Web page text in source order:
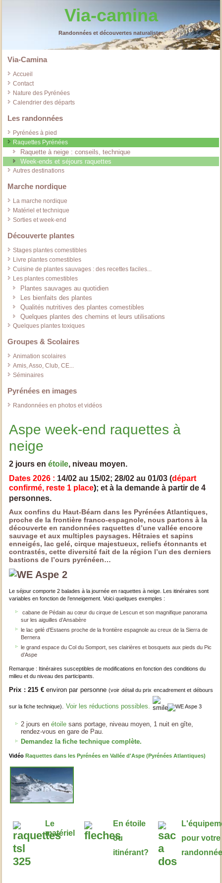
Via-camina
Randonnées et découvertes naturalistes
Via-Camina
Accueil
Contact
Nature des Pyrénées
Calendrier des départs
Les randonnées
Pyrénées à pied
Raquettes Pyrénées
Raquette à neige : conseils, technique
Week-ends et séjours raquettes
Autres destinations
Marche nordique
La marche nordique
Matériel et technique
Sorties et week-end
Découverte plantes
Stages plantes comestibles
Livre plantes comestibles
Cuisine de plantes sauvages : des recettes faciles...
Les plantes comestibles
Plantes sauvages au quotidien
Les bienfaits des plantes
Qualités nutritives des plantes comestibles
Quelques plantes des chemins et leurs utilisations
Quelques plantes toxiques
Groupes & Scolaires
Animation scolaires
Amis, Asso, Club, CE...
Séminaires
Pyrénées en images
Randonnées en photos et vidéos
Aspe week-end raquettes à
neige
2 jours enétoile, niveau moyen.
Dates 2026 : 14/02 au 15/02; 28/02 au 01/03 (départ
confirmé, reste 1 place); et à la demande à partir de 4
personnes.
Aux confins du Haut-Béarn dans les Pyrénées Atlantiques,
proche de la frontière franco-espagnole, nous partons à la
découverte en randonnées raquettes d’une vallée encore
sauvage et aux multiples paysages. Hêtraies et sapins
enneigés, lac gelé, cirque majestueux, reliefs étonnants et
contrastés, cette diversité fait de la région l’un des derniers
bastions de l’ours pyrénéen…
Le séjour comporte 2 balades à la journée en raquettes à neige. Les itinéraires sont
variables en fonction de l’enneigement. Voici quelques exemples :
cabane de Pédain au cœur du cirque de Lescun et son magnifique panorama
sur les aiguilles d’Ansabère
le lac gelé d’Estaens proche de la frontière espagnole au creux de la Sierra de
Bernera
le grand espace du Col du Somport, ses clairières et bosquets aux pieds du Pic
d’Aspe
Remarque : Itinéraires susceptibles de modifications en fonction des conditions du
milieu et du niveau des participants.
Prix : 215 €environ par personne(voir détail du prix encadrement et débours
sur la fiche technique).Voir les réductions possibles.
2 jours enétoile sans portage, niveau moyen, 1 nuit en gîte,
rendez-vous en gare de Pau.
Demandez la fiche technique complète.
Vidéo Raquettes dans les Pyrénées en Vallée d'Aspe (Pyrénées Atlantiques)
Le
matériel
En étoile
ou
itinérant?
pour votre